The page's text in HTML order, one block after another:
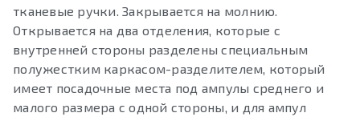
тканевые ручки. Закрывается на молнию.
Открывается на два отделения, которые с
внутренней стороны разделены специальным
полужестким каркасом-разделителем, который
имеет посадочные места под ампулы среднего и
малого размера с одной стороны, и для ампул